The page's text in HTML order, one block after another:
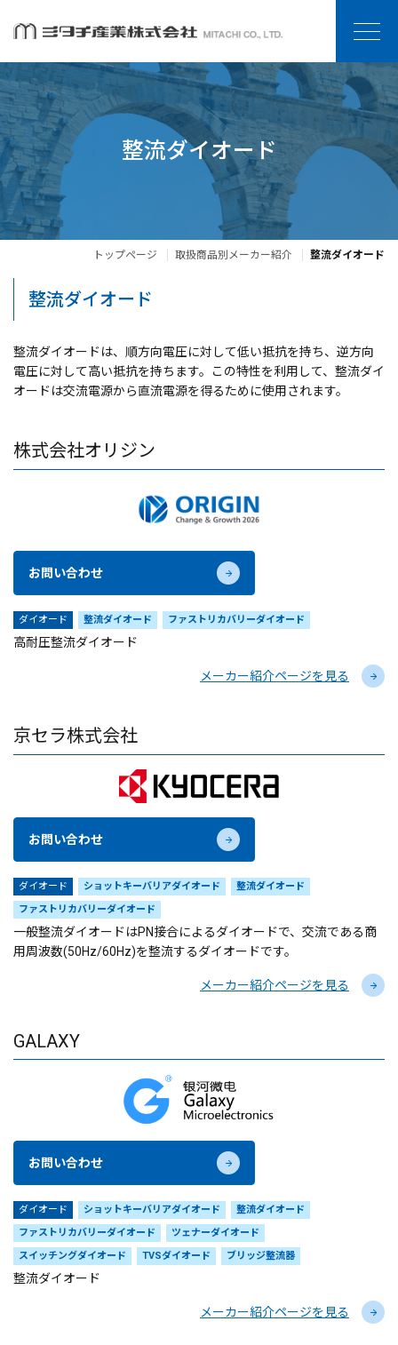
整流ダイオード
トップページ 取扱商品別メーカー紹介 整流ダイオード
整流ダイオード
整流ダイオードは、順方向電圧に対して低い抵抗を持ち、逆方向
電圧に対して高い抵抗を持ちます。この特性を利用して、整流ダイ
オードは交流電源から直流電源を得るために使用されます。
株式会社オリジン
お問い合わせ
ダイオード 整流ダイオード ファストリカバリーダイオード
高耐圧整流ダイオード
メーカー紹介ページを見る
京セラ株式会社
お問い合わせ
ダイオード ショットキーバリアダイオード
整流ダイオード
ファストリカバリーダイオード
一般整流ダイオードはPN接合によるダイオードで、交流である商
用周波数(50Hz/60Hz)を整流するダイオードです。
メーカー紹介ページを見る
GALAXY
お問い合わせ
ダイオード ショットキーバリアダイオード
整流ダイオード
ファストリカバリーダイオード
ツェナーダイオード
スイッチングダイオード
TVSダイオード ブリッジ整流器
整流ダイオード
メーカー紹介ページを見る